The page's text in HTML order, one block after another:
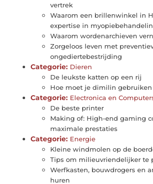
vertrek
Waarom een brillenwinkel in
expertise in
Waarom wordenarchieven
Zorgeloos leven met
ongediertebestrijding
Categorie: Dieren
De leukste katten op een rij
Hoe moet je dimilin gebruiken
Categorie: Electronica en
De beste printer
Making of: High-end gaming
maximale prestaties
Categorie: Energie
Kleine windmolen op de
Tips om milieuvriendelijker te
Werfkasten, bouwdrogers en
huren